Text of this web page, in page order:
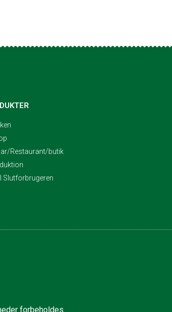
Restaurant/butik
Slutforbrugeren
forbeholdes